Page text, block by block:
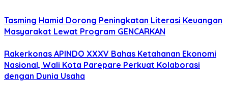
Tasming Hamid Dorong Peningkatan Literasi Keuangan
Masyarakat Lewat Program GENCARKAN
Rakerkonas APINDO XXXV Bahas Ketahanan Ekonomi
Nasional, Wali Kota Parepare Perkuat Kolaborasi
dengan Dunia Usaha